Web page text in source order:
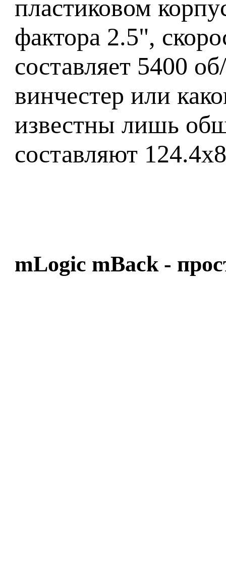
пластиковом
фактора 2.5",
составляет 5400
винчестер или
известны лишь
составляют
mLogic mBack -